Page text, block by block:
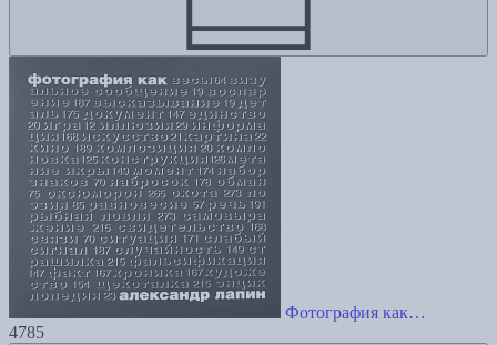
Фотография как…
4785